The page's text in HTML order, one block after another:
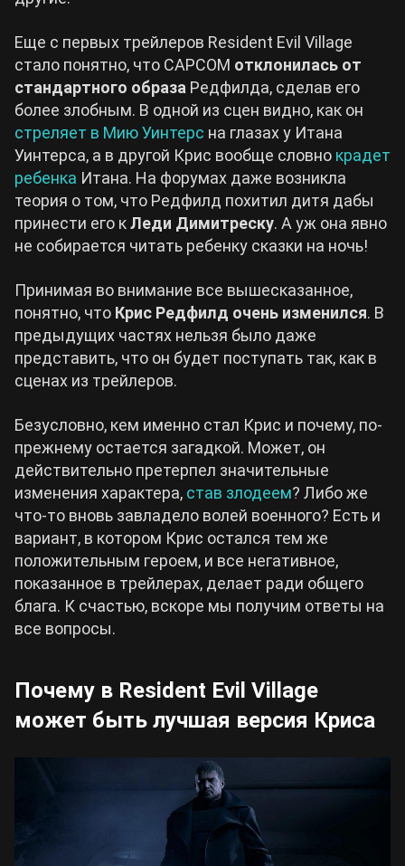
Еще с первых трейлеров Resident Evil Village
стало понятно, что CAPCOM отклонилась от
стандартного образа Редфилда, сделав его
более злобным. В одной из сцен видно, как он
стреляет в Мию Уинтерс на глазах у Итана
Уинтерса, а в другой Крис вообще словно крадет
ребенка Итана. На форумах даже возникла
теория о том, что Редфилд похитил дитя дабы
принести его кЛеди Димитреску. А уж она явно
не собирается читать ребенку сказки на ночь!
Принимая во внимание все вышесказанное,
понятно, что Крис Редфилд очень изменился. В
предыдущих частях нельзя было даже
представить, что он будет поступать так, как в
сценах из трейлеров.
Безусловно, кем именно стал Крис и почему, по-
прежнему остается загадкой. Может, он
действительно претерпел значительные
изменения характера, став злодеем? Либо же
что-то вновь завладело волей военного? Есть и
вариант, в котором Крис остался тем же
положительным героем, и все негативное,
показанное в трейлерах, делает ради общего
блага. К счастью, вскоре мы получим ответы на
все вопросы.
Почему в Resident Evil Village
может быть лучшая версия Криса